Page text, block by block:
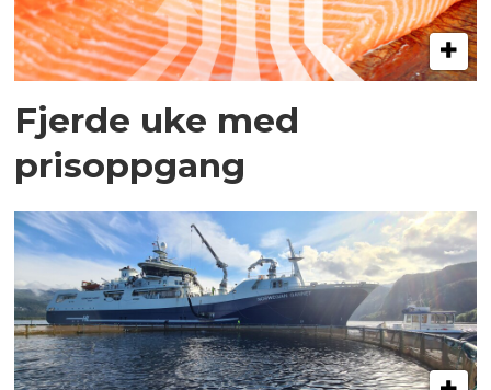
Fjerde uke med
prisoppgang